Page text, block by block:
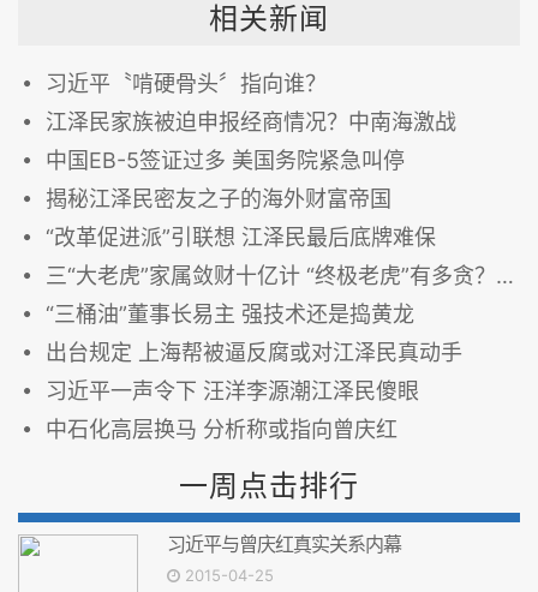
相关新闻
习近平〝啃硬骨头〞指向谁？
江泽民家族被迫申报经商情况？中南海激战
中国EB-5签证过多 美国务院紧急叫停
揭秘江泽民密友之子的海外财富帝国
“改革促进派”引联想 江泽民最后底牌难保
三“大老虎”家属敛财十亿计 “终极老虎”有多贪？(图)
“三桶油”董事长易主 强技术还是捣黄龙
出台规定 上海帮被逼反腐或对江泽民真动手
习近平一声令下 汪洋李源潮江泽民傻眼
中石化高层换马 分析称或指向曾庆红
一周点击排行
习近平与曾庆红真实关系内幕
2015-04-25